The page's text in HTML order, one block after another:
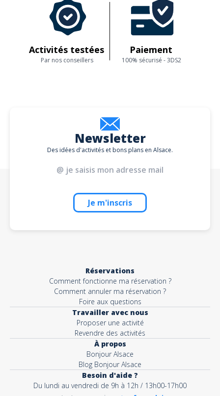
Activités testées
Par nos conseillers
Paiement
100% sécurisé - 3DS2
Newsletter
Des idées d'activités et bons plans en Alsace.
Je m'inscris
Réservations
Comment fonctionne ma réservation ?
Comment annuler ma réservation ?
Foire aux questions
Travailler avec nous
Proposer une activité
Revendre des activités
À propos
Bonjour Alsace
Blog Bonjour Alsace
Besoin d'aide ?
Du lundi au vendredi de 9h à 12h / 13h00-17h00